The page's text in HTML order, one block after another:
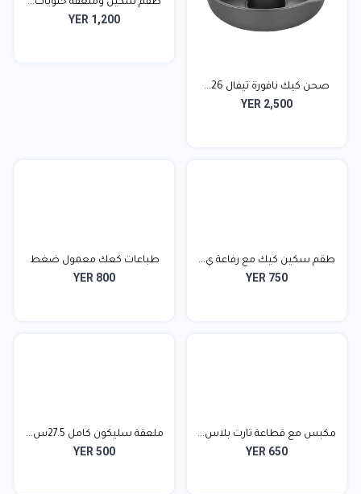
صحن كيك نافورة تيفال 26...
YER 2,500
YER 1,200
طقم سكين كيك مع رفاعة ي...
YER 750
طباعات كعك معمول ضغط
6...
YER 800
مكبس مع قطاعة تارت بلاس...
YER 650
ملعقة سليكون كامل 27.5س...
YER 500